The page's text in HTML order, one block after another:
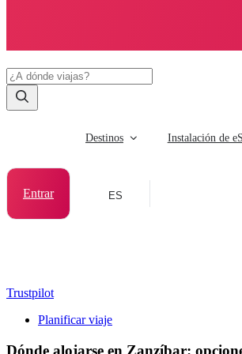
Destinos Instalación de
Entrar ES
Trustpilot
Planificar viaje
Dónde alojarse en Zanzíbar: